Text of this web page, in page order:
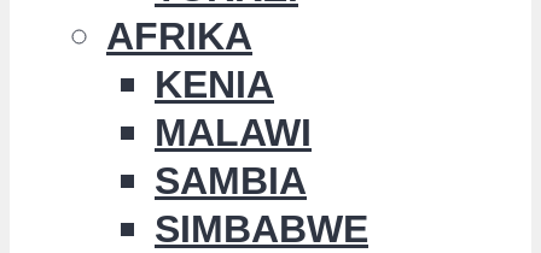
AFRIKA
KENIA
MALAWI
SAMBIA
SIMBABWE